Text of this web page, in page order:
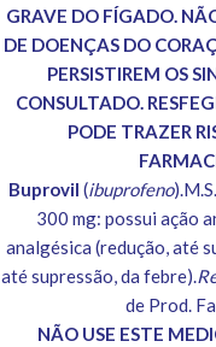
GRAVE DO FÍGADO.
DE DOENÇAS DO
PERSISTIREM OS
CONSULTADO.
PODE TRAZER
Buprovil (ibuprofeno
300 mg: possui ação
analgésica (redução, até
até supressão, da febre).
de Prod.
NÃO USE ESTE